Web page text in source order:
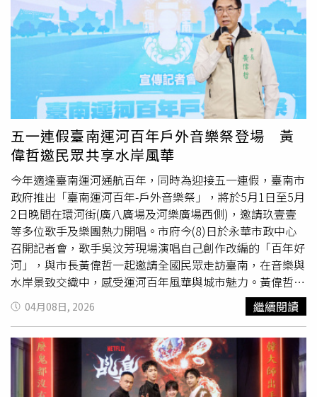
聽演唱會，創造出運河百年盛典下一期一會的回憶。不克前
來的民眾，也可打開電視第3公用頻道收看轉播。臺南運河
百年戶外音樂祭※05/01（五）18：00﹣21：00☆地點：台
南市中西區環河街（廣八廣場及河樂廣場西側）☆理想
、Feng Ze 邱鋒澤、F.F.O、禾羽、山元聰、Saturnday☆
主持人：徐凱希※05/02（六）18：00﹣21：00☆地點：台
南市中西區環河街（廣八廣場及河樂廣場西側）☆玖壹壹、
李竺芯、吳汶芳、柯泯薰、阿跨面、公館青少年☆主持人：
徐凱希、籃籃
對手戲極重的莊凱勛，兩人自電影《愛琳娜》後相隔十年再
度合作，默契好得驚人。柯叔元笑稱：「我們沒太多討論，
眼神一對到默契就有了。」莊凱勛則形容自己的角色像是
《慾望街車》中的史丹利，雄性好鬥、簡單粗暴，用自以爲
是的方式愛家人，卻因能力不足釀成悲劇。他認為此次最大
挑戰是「人性」，因為角色為了私慾不惜犧牲家人，與他本
性背道而馳，「要說服自己變成一個會傷害孩子的混蛋！」
莊凱勛希望《祭弒》不僅是提供刺激娛樂的恐怖片，還能達
到警示的效果：「希望觀眾能引以為誡，不要迷失自己去相
信奇奇怪怪的東西。」在邪教與儀式設定上，《祭弒》同樣
下足功夫。導演邱晧洲透露，為了營造逼真的恐懼感，劇組
特地考究東南亞巫蠱術。片中出現的邪教符號、神像與邪
書，皆是經過考究後重新組裝的的自創語系。導演表示：
「東南亞巫術自帶神秘感，我們自創了文字與符號，認真看
會發現那是無法辨識的語言，卻充滿壓迫力。」此外，這次
在場景的挑選上也不馬虎，劇組在北部尋獲一處極為罕見、
仍在運作的傳統「土窯廠」，作為劉銳信奉邪教的主場景。
由於窯廠地處偏僻，拍攝期間特別請來道長全程坐鎮，確保
拍攝順利。《祭弒》將於4月30日全台震撼上映。
五一連假臺南運河百年戶外音樂祭登場 黃
偉哲邀民眾共享水岸風華
今年適逢臺南運河通航百年，同時為迎接五一連假，臺南市
政府推出「臺南運河百年-戶外音樂祭」，將於5月1日至5月
2日晚間在環河街(廣八廣場及河樂廣場西側)，邀請玖壹壹
等多位歌手及樂團熱力開唱。市府今(8)日於永華市政中心
召開記者會，歌手吳汶芳現場演唱自己創作改編的「百年好
河」，與市長黃偉哲一起邀請全國民眾走訪臺南，在音樂與
水岸景致交織中，感受運河百年風華與城市魅力。黃偉哲表
示，臺南近幾年陸續慶祝臺南400、建城300年，今年又要
慶祝運河通航100年，身為市長非常榮幸昭告全臺灣及臺南
市民，全臺灣歷史最悠久的運河要過100歲生日。黃偉哲
說，每個臺南人都有自己對運河的詮釋與記憶，市府不僅舉
辦靜態的老照片展示，還有特色市集、光影展演，來回應老
中青各世代不同的感受。黃偉哲指出，本次「臺南運河百
04月08日, 2026 繼續閱讀